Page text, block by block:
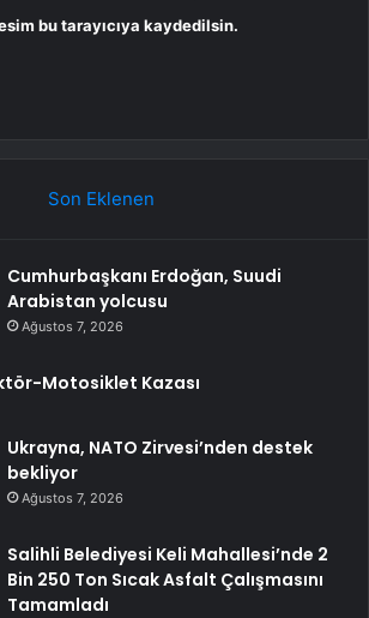
bu tarayıcıya kaydedilsin.
Son Eklenen
Cumhurbaşkanı Erdoğan, Suudi
Arabistan yolcusu
Ağustos 7, 2026
Motosiklet Kazası
Ukrayna, NATO Zirvesi’nden destek
bekliyor
Ağustos 7, 2026
Salihli Belediyesi Keli Mahallesi’nde 2
Bin 250 Ton Sıcak Asfalt Çalışmasını
Tamamladı